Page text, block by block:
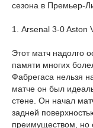
сезона в Премьер-
1. Arsenal 3-0 Aston
Этот матч надолго
памяти многих
Фабрегаса нельзя
матче он был
стене. Он начал
задней
преимуществом, но